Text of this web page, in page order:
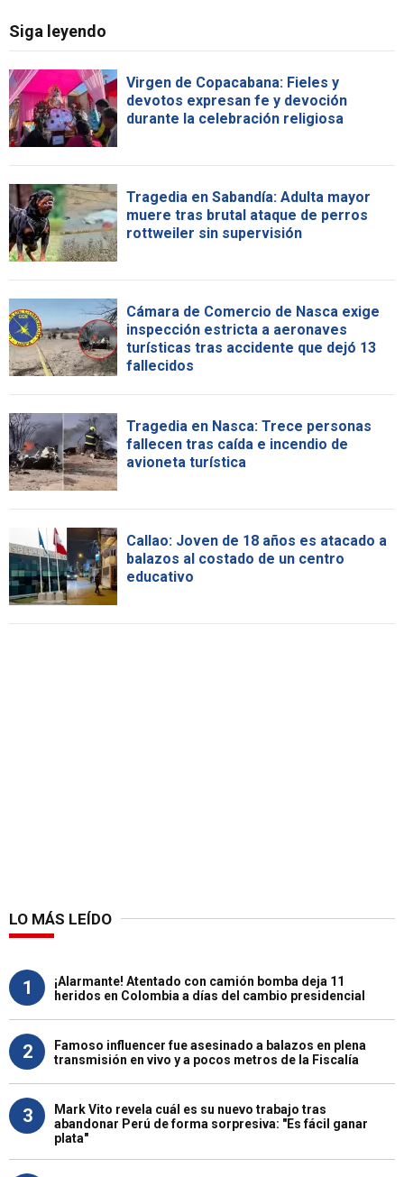
Siga leyendo
Virgen de Copacabana: Fieles y
devotos expresan fe y devoción
durante la celebración religiosa
Tragedia en Sabandía: Adulta mayor
muere tras brutal ataque de perros
rottweiler sin supervisión
Cámara de Comercio de Nasca exige
inspección estricta a aeronaves
turísticas tras accidente que dejó 13
fallecidos
Tragedia en Nasca: Trece personas
fallecen tras caída e incendio de
avioneta turística
Callao: Joven de 18 años es atacado a
balazos al costado de un centro
educativo
LO MÁS LEÍDO
1
¡Alarmante! Atentado con camión bomba deja 11
heridos en Colombia a días del cambio presidencial
2
Famoso influencer fue asesinado a balazos en plena
transmisión en vivo y a pocos metros de la Fiscalía
3
Mark Vito revela cuál es su nuevo trabajo tras
abandonar Perú de forma sorpresiva: "Es fácil ganar
plata"